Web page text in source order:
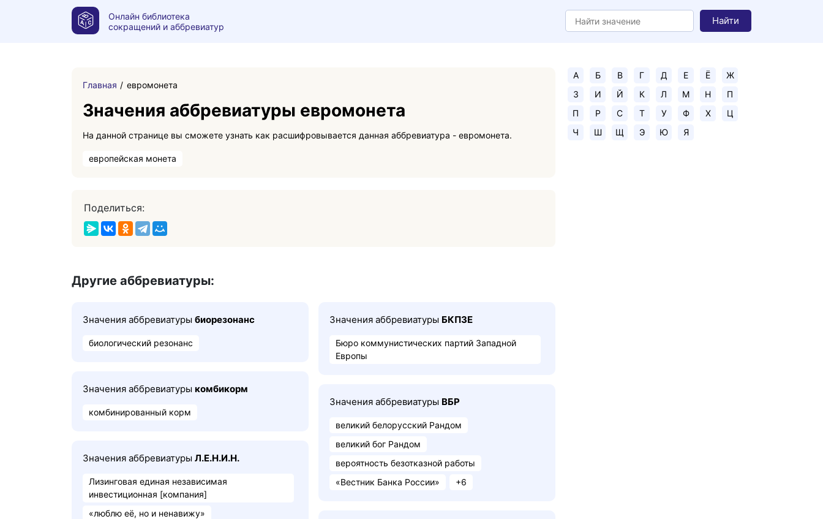
Онлайн библиотека
сокращений и аббревиатур
Найти
Главная евромонета
Значения аббревиатуры евромонета
На данной странице вы сможете узнать как расшифровывается данная аббревиатура - евромонета.
европейская монета
Поделиться:
Другие аббревиатуры:
Значения аббревиатуры биорезонанс
биологический резонанс
Значения аббревиатуры комбикорм
комбинированный корм
Значения аббревиатуры Л.Е.Н.И.Н.
Лизинговая единая независимая
инвестиционная [компания]
«люблю её, но и ненавижу»
Значения аббревиатуры БКПЗЕ
Бюро коммунистических партий Западной
Европы
Значения аббревиатуры ВБР
великий белорусский Рандом
великий бог Рандом
вероятность безотказной работы
«Вестник Банка России»
+6
А Б В Г Д Е Ё
Ж
З
И Й К Л М Н
П
П
Р С Т У Ф Х
Ц
Ч
Ш Щ Э Ю Я